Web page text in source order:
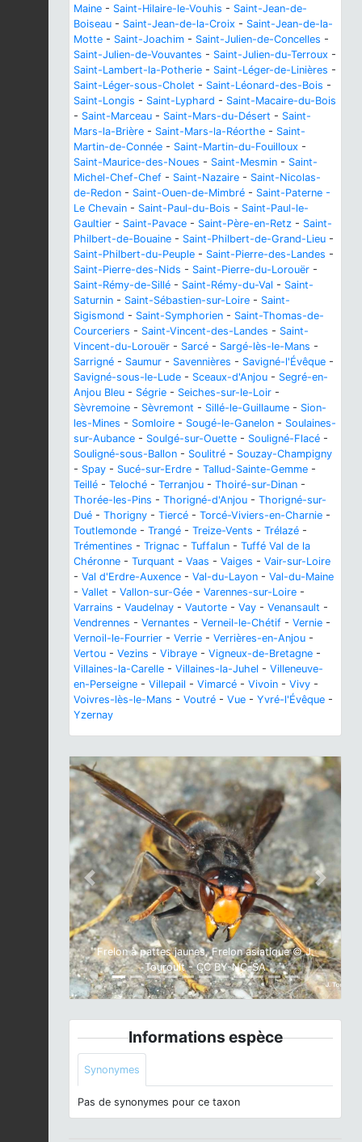
Maine - Saint-Hilaire-le-Vouhis - Saint-Jean-de-
Boiseau - Saint-Jean-de-la-Croix - Saint-Jean-de-la-
Motte - Saint-Joachim - Saint-Julien-de-Concelles -
Saint-Julien-de-Vouvantes - Saint-Julien-du-Terroux -
Saint-Lambert-la-Potherie - Saint-Léger-de-Linières -
Saint-Léger-sous-Cholet - Saint-Léonard-des-Bois -
Saint-Longis - Saint-Lyphard - Saint-Macaire-du-Bois
- Saint-Marceau - Saint-Mars-du-Désert - Saint-
Mars-la-Brière - Saint-Mars-la-Réorthe - Saint-
Martin-de-Connée - Saint-Martin-du-Fouilloux -
Saint-Maurice-des-Noues - Saint-Mesmin - Saint-
Michel-Chef-Chef - Saint-Nazaire - Saint-Nicolas-
de-Redon - Saint-Ouen-de-Mimbré - Saint-Paterne -
Le Chevain - Saint-Paul-du-Bois - Saint-Paul-le-
Gaultier - Saint-Pavace - Saint-Père-en-Retz - Saint-
Philbert-de-Bouaine - Saint-Philbert-de-Grand-Lieu -
Saint-Philbert-du-Peuple - Saint-Pierre-des-Landes -
Saint-Pierre-des-Nids - Saint-Pierre-du-Lorouër -
Saint-Rémy-de-Sillé - Saint-Rémy-du-Val - Saint-
Saturnin - Saint-Sébastien-sur-Loire - Saint-
Sigismond - Saint-Symphorien - Saint-Thomas-de-
Courceriers - Saint-Vincent-des-Landes - Saint-
Vincent-du-Lorouër - Sarcé - Sargé-lès-le-Mans -
Sarrigné - Saumur - Savennières - Savigné-l'Évêque -
Savigné-sous-le-Lude - Sceaux-d'Anjou - Segré-en-
Anjou Bleu - Ségrie - Seiches-sur-le-Loir -
Sèvremoine - Sèvremont - Sillé-le-Guillaume - Sion-
les-Mines - Somloire - Sougé-le-Ganelon - Soulaines-
sur-Aubance - Soulgé-sur-Ouette - Souligné-Flacé -
Souligné-sous-Ballon - Soulitré - Souzay-Champigny
- Spay - Sucé-sur-Erdre - Tallud-Sainte-Gemme -
Teillé - Teloché - Terranjou - Thoiré-sur-Dinan -
Thorée-les-Pins - Thorigné-d'Anjou - Thorigné-sur-
Dué - Thorigny - Tiercé - Torcé-Viviers-en-Charnie -
Toutlemonde - Trangé - Treize-Vents - Trélazé -
Trémentines - Trignac - Tuffalun - Tuffé Val de la
Chéronne - Turquant - Vaas - Vaiges - Vair-sur-Loire
- Val d'Erdre-Auxence - Val-du-Layon - Val-du-Maine
- Vallet - Vallon-sur-Gée - Varennes-sur-Loire -
Varrains - Vaudelnay - Vautorte - Vay - Venansault -
Vendrennes - Vernantes - Verneil-le-Chétif - Vernie -
Vernoil-le-Fourrier - Verrie - Verrières-en-Anjou -
Vertou - Vezins - Vibraye - Vigneux-de-Bretagne -
Villaines-la-Carelle - Villaines-la-Juhel - Villeneuve-
en-Perseigne - Villepail - Vimarcé - Vivoin - Vivy -
Voivres-lès-le-Mans - Voutré - Vue - Yvré-l'Évêque -
Yzernay
Frelon à pattes jaunes, Frelon asiatique © J.
Touroult - CC BY-NC-SA
Previous Next
Informations espèce
Synonymes
Pas de synonymes pour ce taxon